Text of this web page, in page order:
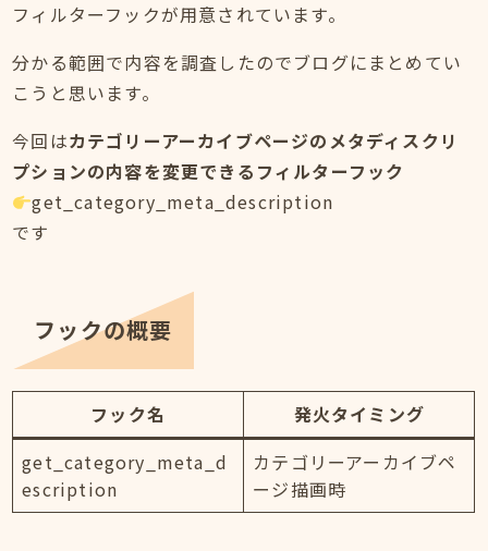
フィルターフックが用意されています。
分かる範囲で内容を調査したのでブログにまとめてい
こうと思います。
今回はカテゴリーアーカイブページのメタディスクリ
プションの内容を変更できるフィルターフック
get_category_meta_description
です
フックの概要
フック名
発火タイミング
get_category_meta_d
escription
カテゴリーアーカイブペ
ージ描画時